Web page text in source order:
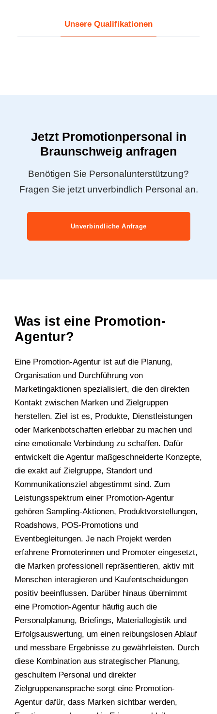
Unsere Qualifikationen
Jetzt Promotionpersonal in
Braunschweig anfragen
Benötigen Sie Personalunterstützung?
Fragen Sie jetzt unverbindlich Personal an.
Unverbindliche Anfrage
Was ist eine Promotion-
Agentur?
Eine Promotion-Agentur ist auf die Planung,
Organisation und Durchführung von
Marketingaktionen spezialisiert, die den direkten
Kontakt zwischen Marken und Zielgruppen
herstellen. Ziel ist es, Produkte, Dienstleistungen
oder Markenbotschaften erlebbar zu machen und
eine emotionale Verbindung zu schaffen. Dafür
entwickelt die Agentur maßgeschneiderte Konzepte,
die exakt auf Zielgruppe, Standort und
Kommunikationsziel abgestimmt sind. Zum
Leistungsspektrum einer Promotion-Agentur
gehören Sampling-Aktionen, Produktvorstellungen,
Roadshows, POS-Promotions und
Eventbegleitungen. Je nach Projekt werden
erfahrene Promoterinnen und Promoter eingesetzt,
die Marken professionell repräsentieren, aktiv mit
Menschen interagieren und Kaufentscheidungen
positiv beeinflussen. Darüber hinaus übernimmt
eine Promotion-Agentur häufig auch die
Personalplanung, Briefings, Materiallogistik und
Erfolgsauswertung, um einen reibungslosen Ablauf
und messbare Ergebnisse zu gewährleisten. Durch
diese Kombination aus strategischer Planung,
geschultem Personal und direkter
Zielgruppenansprache sorgt eine Promotion-
Agentur dafür, dass Marken sichtbar werden,